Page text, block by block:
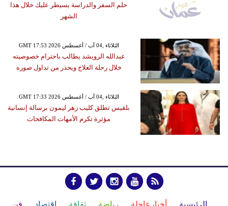
حلم السفر والدراسة يسيطر عليك خلال هذا
الشهر
GMT 17:53 2026 الثلاثاء ,04 آب / أغسطس
عبدالله الرويشد يطالب باحترام خصوصيته
خلال رحلة العلاج ويحذر من تداول صوره
GMT 17:33 2026 الثلاثاء ,04 آب / أغسطس
بلقيس تطلق كليب زهر ليمون برسالة إنسانية
مؤثرة تكرم الأمهات المكافحات
الرئيسية أخبارعاجلة رياضة ثقافة إقتصاد فن